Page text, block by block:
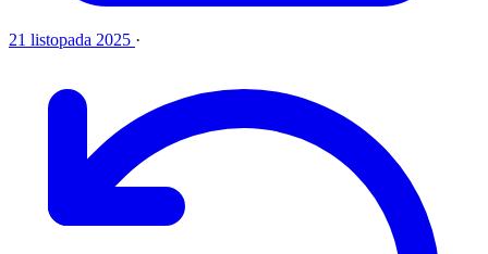
21 listopada 2025 ·